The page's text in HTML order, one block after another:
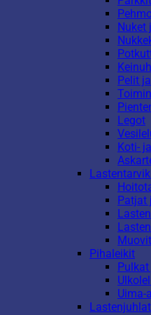
Nuket
Pelit
Legot
Koti-
Patjat
Pihaleikit
Uima-
Lastenjuhlat